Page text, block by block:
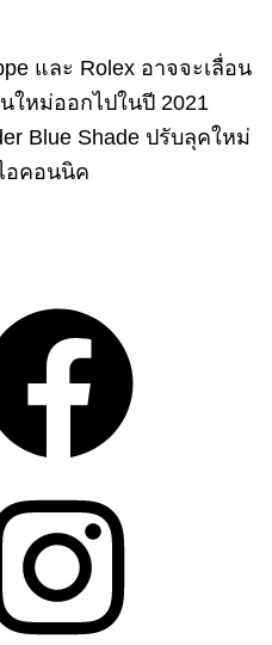
และ Rolex อาจจะเลื่อน
ใหม่ออกไปในปี 2021
Blue Shade ปรับลุคใหม่
อคอนนิค